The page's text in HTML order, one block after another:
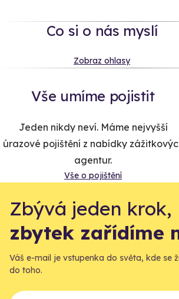
Co si o nás myslí
Zobraz ohlasy
Vše umíme pojistit
Jeden nikdy neví. Máme nejvyšší
úrazové pojištění z nabídky
agentur.
Vše o pojištění
Zbývá jeden krok,
zbytek zařídíme
Váš e-mail je vstupenka do světa, kde se
do toho.